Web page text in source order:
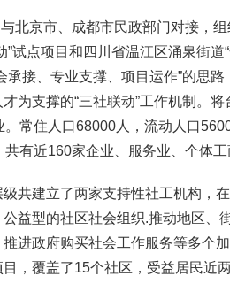
北京市、成都市民政部门对接，
”试点项目和四川省温江区涌泉街道
承接、专业支撑、项目运作”的思
为支撑的“三社联动”工作机制。
常住人口68000人，流动人口
有近160家企业、服务业、个体
共建立了两家支持性社工机构，
益型的社区社会组织.推动地区、
进政府购买社会工作服务等多个
，覆盖了15个社区，受益居民近